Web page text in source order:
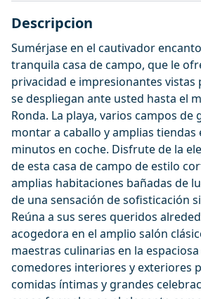
Descripcion
Sumérjase en el cautivador
tranquila casa de campo, que le
privacidad e impresionantes vistas
se despliegan ante usted hasta el
Ronda. La playa, varios campos de
montar a caballo y amplias tiendas
minutos en coche. Disfrute de la
de esta casa de campo de estilo
amplias habitaciones bañadas de
de una sensación de sofisticación
Reúna a sus seres queridos
acogedora en el amplio salón
maestras culinarias en la
comedores interiores y exteriores
comidas íntimas y grandes